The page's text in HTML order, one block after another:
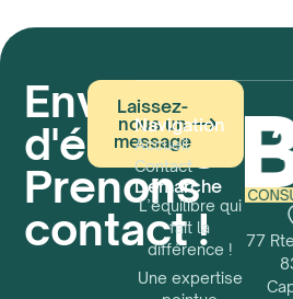
Envie
d'échanger
Prenons
contact !
Laissez-
nous un
message
Navigation
Accueil
Contact
Démarche
L’équilibre qui
fait la
différence !
Une expertise
77